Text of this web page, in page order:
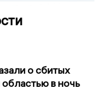
о сбитых
в ночь